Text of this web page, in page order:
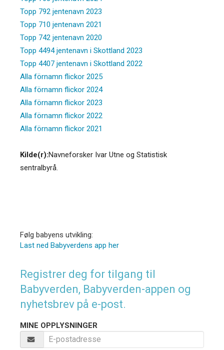
Topp 792 jentenavn 2023
Topp 710 jentenavn 2021
Topp 742 jentenavn 2020
Topp 4494 jentenavn i Skottland 2023
Topp 4407 jentenavn i Skottland 2022
Alla förnamn flickor 2025
Alla förnamn flickor 2024
Alla förnamn flickor 2023
Alla förnamn flickor 2022
Alla förnamn flickor 2021
Kilde(r):Navneforsker Ivar Utne og Statistisk
sentralbyrå.
Følg babyens utvikling:
Last ned Babyverdens app her
Registrer deg for tilgang til
Babyverden, Babyverden-appen og
nyhetsbrev på e-post.
MINE OPPLYSNINGER